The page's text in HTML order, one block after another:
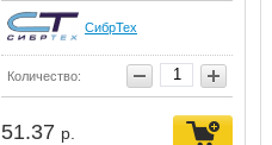
СибрТех
Количество:
51.37 р.